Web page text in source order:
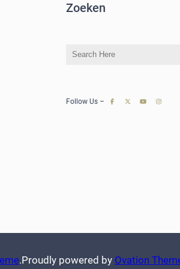
Zoeken
Follow Us –
.Proudly powered by Ovation